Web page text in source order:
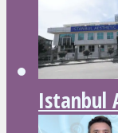
Istanbul